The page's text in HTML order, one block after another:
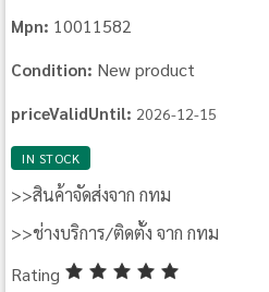
Mpn: 10011582
Condition: New product
priceValidUntil: 2026-12-15
IN STOCK
>>สินค้าจัดส่งจาก กทม
>>ช่างบริการ/ติดตั้ง จาก กทม
Rating